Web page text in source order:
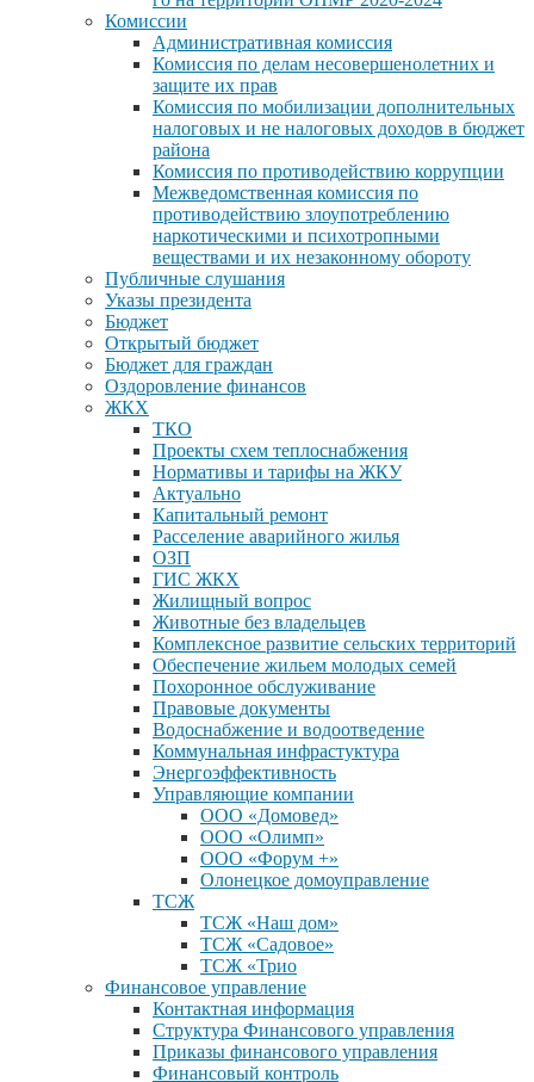
Комиссии
Административная комиссия
Комиссия по делам несовершенолетних и
защите их прав
Комиссия по мобилизации дополнительных
налоговых и не налоговых доходов в бюджет
района
Комиссия по противодействию коррупции
Межведомственная комиссия по
противодействию злоупотреблению
наркотическими и психотропными
веществами и их незаконному обороту
Публичные слушания
Указы президента
Бюджет
Открытый бюджет
Бюджет для граждан
Оздоровление финансов
ЖКХ
ТКО
Проекты схем теплоснабжения
Нормативы и тарифы на ЖКУ
Актуально
Капитальный ремонт
Расселение аварийного жилья
ОЗП
ГИС ЖКХ
Жилищный вопрос
Животные без владельцев
Комплексное развитие сельских территорий
Обеспечение жильем молодых семей
Похоронное обслуживание
Правовые документы
Водоснабжение и водоотведение
Коммунальная инфрастуктура
Энергоэффективность
Управляющие компании
ООО «Домовед»
ООО «Олимп»
ООО «Форум +»
Олонецкое домоуправление
ТСЖ
ТСЖ «Наш дом»
ТСЖ «Садовое»
ТСЖ «Трио
Финансовое управление
Контактная информация
Структура Финансового управления
Приказы финансового управления
Финансовый контроль